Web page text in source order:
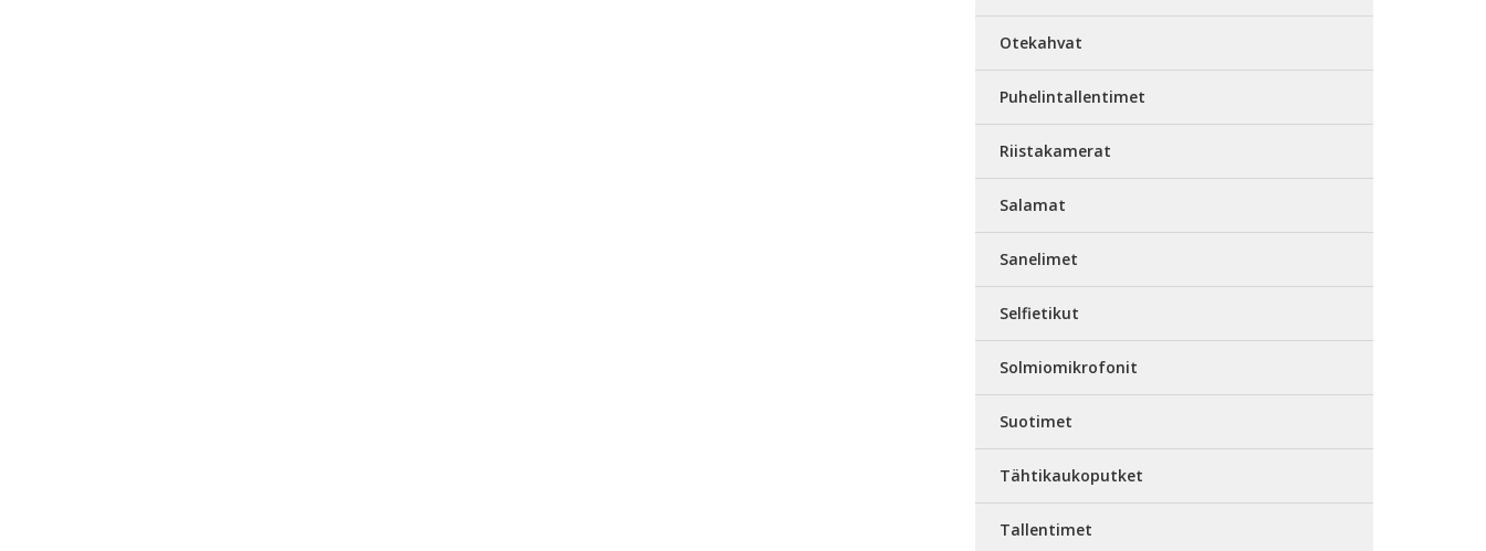
Otekahvat
Puhelintallentimet
Riistakamerat
Salamat
Sanelimet
Selfietikut
Solmiomikrofonit
Suotimet
Tähtikaukoputket
Tallentimet